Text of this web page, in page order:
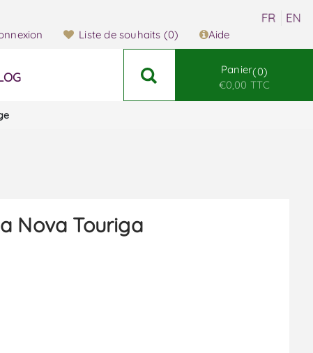
Liste de souhaits (0) Aide
Panier 0
€0,00 TTC
Nova Touriga